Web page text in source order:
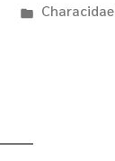
Characidae